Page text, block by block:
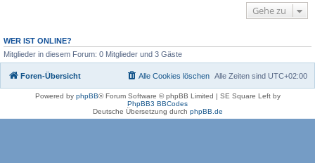
Gehe zu
WER IST ONLINE?
Mitglieder in diesem Forum: 0 Mitglieder und 3 Gäste
Foren-Übersicht Alle Zeiten sind UTC+02:00
Alle Cookies löschen
Powered by phpBB® Forum Software © phpBB Limited | SE Square Left by
PhpBB3 BBCodes
Deutsche Übersetzung durch phpBB.de